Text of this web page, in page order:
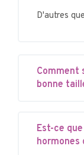
D'autres
Comment
bonne
Est-ce
hormones